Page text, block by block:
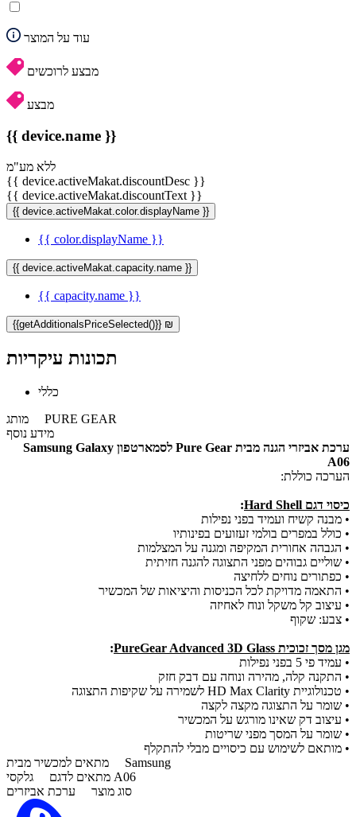
עוד על המוצר
מבצע לרוכשים
מבצע
{{ device.name }}
ללא מע"מ
{{ device.activeMakat.discountDesc }}
{{ device.activeMakat.discountText }}
{{ device.activeMakat.color.displayName }}
{{ color.displayName }}
{{ device.activeMakat.capacity.name }}
{{ capacity.name }}
{{getAdditionalsPriceSelected()}} ₪
תכונות עיקריות
כללי
מותג PURE GEAR
מידע נוסף
ערכת אביזרי הגנה מבית Pure Gear לסמארטפון Samsung Galaxy
A06
הערכה כוללת:
כיסוי דגם Hard Shell
:
• מבנה קשיח ועמיד בפני נפילות
• כולל במפרים בולמי זעזועים בפינותיו
• הגבהה אחורית המקיפה ומגנה על המצלמות
• שוליים גבוהים מפני התצוגה להגנה חזיתית
• כפתורים נוחים ללחיצה
• התאמה מדויקת לכל הכניסות והיציאות של המכשיר
• עיצוב קל משקל ונוח לאחיזה
• צבע: שקוף
מגן מסך זכוכית PureGear Advanced 3D Glass
:
• עמיד פי 5 בפני נפילות
• התקנה קלה, מהירה ונוחה עם דבק חזק
• טכנולוגיית HD Max Clarity לשמירה על שקיפות התצוגה
• שומר על התצוגה מקצה לקצה
• עיצוב דק שאינו מורגש על המכשיר
• שומר על המסך מפני שריטות
• מותאם לשימוש עם כיסויים מבלי להתקלף
מתאים למכשיר מבית Samsung
מתאים לדגם גלקסי A06
סוג מוצר ערכת אביזרים